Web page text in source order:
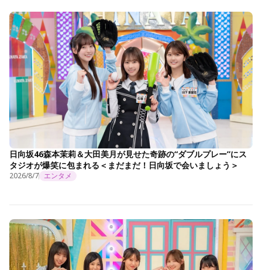
日向坂46森本茉莉＆大田美月が見せた奇跡の“ダブルプレー”にス
タジオが爆笑に包まれる＜まだまだ！日向坂で会いましょう＞
2026/8/7 エンタメ